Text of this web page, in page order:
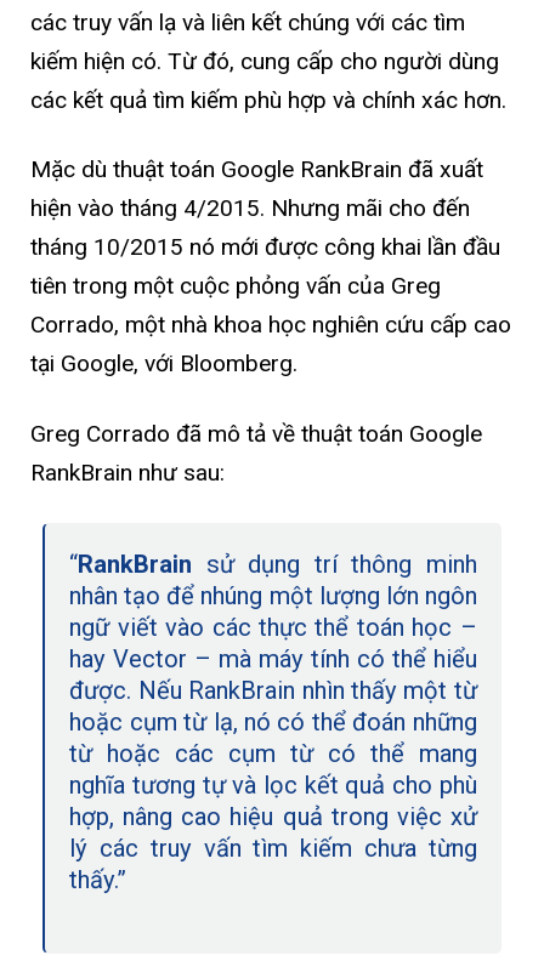
các truy vấn lạ và liên kết chúng với các tìm
kiếm hiện có. Từ đó, cung cấp cho người dùng
các kết quả tìm kiếm phù hợp và chính xác hơn.
Mặc dù thuật toán Google RankBrain đã xuất
hiện vào tháng 4/2015. Nhưng mãi cho đến
tháng 10/2015 nó mới được công khai lần đầu
tiên trong một cuộc phỏng vấn của Greg
Corrado, một nhà khoa học nghiên cứu cấp cao
tại Google, với Bloomberg.
Greg Corrado đã mô tả về thuật toán Google
RankBrain như sau:
“RankBrain sử dụng trí thông minh
nhân tạo để nhúng một lượng lớn ngôn
ngữ viết vào các thực thể toán học –
hay Vector – mà máy tính có thể hiểu
được. Nếu RankBrain nhìn thấy một từ
hoặc cụm từ lạ, nó có thể đoán những
từ hoặc các cụm từ có thể mang
nghĩa tương tự và lọc kết quả cho phù
hợp, nâng cao hiệu quả trong việc xử
lý các truy vấn tìm kiếm chưa từng
thấy.”